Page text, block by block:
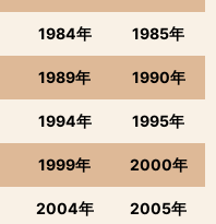
1984年 1985年
1989年 1990年
1994年 1995年
1999年 2000年
2004年 2005年